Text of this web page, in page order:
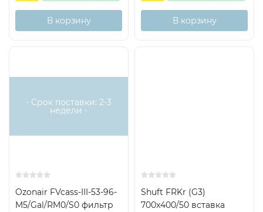
В корзину В корзину
- Срок поставки: 2-3
недели -
Ozonair FVcass-III-53-96-
M5/Gal/RM0/S0 фильтр
Shuft FRKr (G3)
700x400/50 вставка